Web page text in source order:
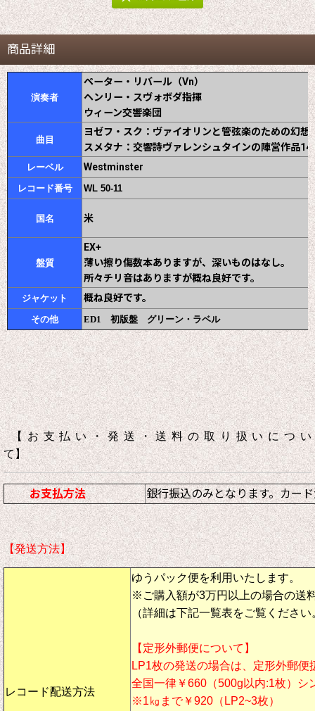
商品詳細
演奏者
ペーター・リバール（Vn）
ヘンリー・スヴォボダ指揮
ウィーン交響楽団
曲目
ヨゼフ・スク：ヴァイオリンと管弦楽のための幻想
スメタナ：交響詩ヴァレンシュタインの陣営作品14
レーベル Westminster
レコード番号 WL 50-11
国名 米
盤質
EX+
薄い擦り傷数本ありますが、深いものはなし。
所々チリ音はありますが概ね良好です。
ジャケット 概ね良好です。
その他 ED1 初版盤 グリーン・ラベル
【お支払い・発送・送料の取り扱いについ
て】
お支払方法 銀行振込のみとなります。カー
【発送方法】
レコード配送方法
ゆうパック便を利用いたします。
※ご購入額が3万円以上の場合の送
（詳細は下記一覧表をご覧ください
【定形外郵便について】
LP1枚の発送の場合は、定形外郵便
全国一律￥660（500g以内:1枚）シ
※1㎏まで￥920（LP2~3枚）